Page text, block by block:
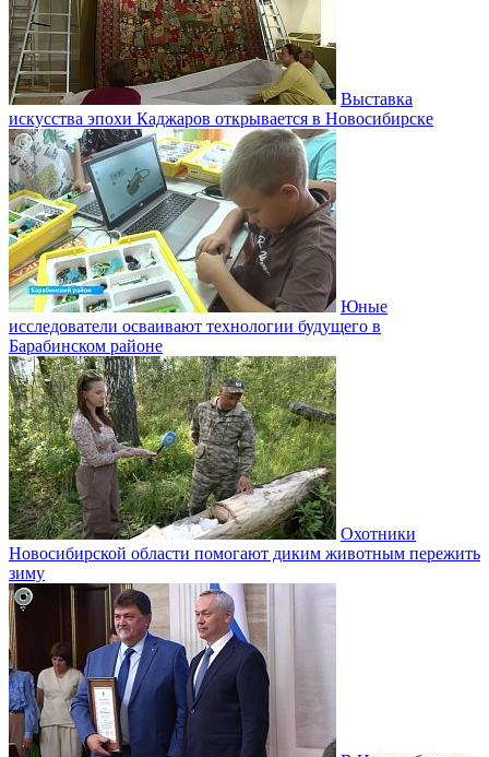
Выставка
искусства эпохи Каджаров открывается в Новосибирске
Юные
исследователи осваивают технологии будущего в
Барабинском районе
Охотники
Новосибирской области помогают диким животным пережить
зиму